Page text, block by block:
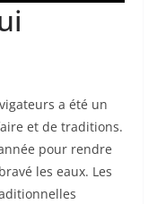
a été un
et de traditions.
pour rendre
les eaux. Les